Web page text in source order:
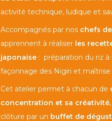
activité technique, ludique et
Accompagnés par nos chefs
apprennent à réaliser les
japonaise : préparation du riz à
façonnage des Nigiri et
Cet atelier permet à chacun de
concentration et sa créativité
clôture par un buffet de